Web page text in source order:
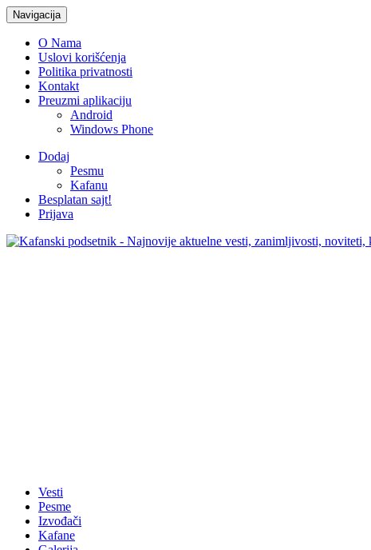
Navigacija
O Nama
Uslovi korišćenja
Politika privatnosti
Kontakt
Preuzmi aplikaciju
Android
Windows Phone
Dodaj
Pesmu
Kafanu
Besplatan sajt!
Prijava
Vesti
Pesme
Izvođači
Kafane